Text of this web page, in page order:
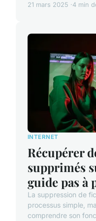
21 mars 2025 4 min
INTERNET
Récupérer
supprimés
guide pas à
La suppression de
processus simple,
comprendre son